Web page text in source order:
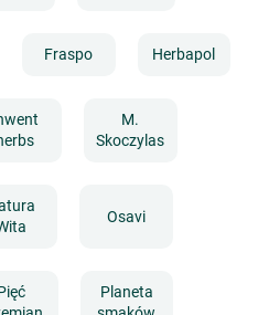
Fraspo Herbapol
M.
Skoczylas
Osavi
Planeta